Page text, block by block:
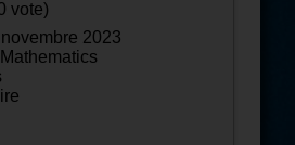
vote)
2023
Mathematics